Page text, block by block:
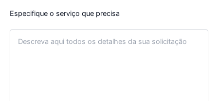
Especifique o serviço que precisa